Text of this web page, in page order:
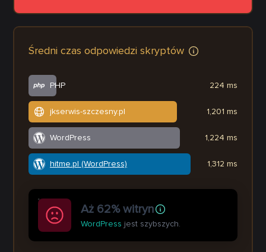
Średni czas odpowiedzi skryptów
PHP
jkserwis-szczesny.pl
WordPress
hitme.pl (WordPress)
224 ms
1,201 ms
1,224 ms
1,312 ms
Aż 62% witryn
WordPress jest szybszych.